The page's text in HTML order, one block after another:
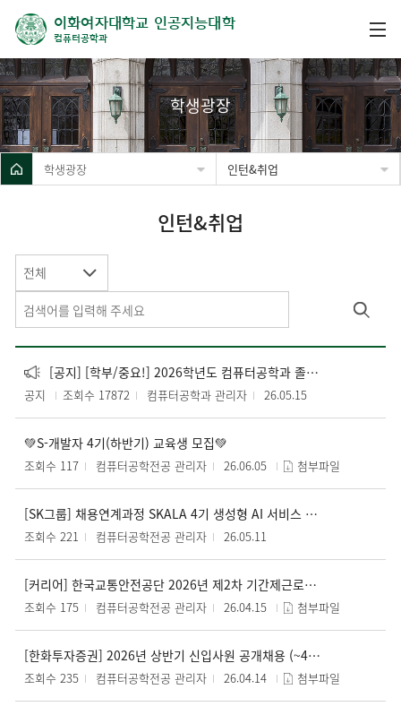
이화여자대학교 인공지능대학
컴퓨터공학과
학생광장
학생광장 인턴&취업
인턴&취업
전체
[공지] [학부/중요!] 2026학년도 컴퓨터공학과 졸업요건 변경 안내 (2026.05.15 시행)
공지 조회수 17872 컴퓨터공학과 관리자 26.05.15
💚S-개발자 4기(하반기) 교육생 모집💚
조회수 117 컴퓨터공학전공 관리자 26.06.05 첨부파일
[SK그룹] 채용연계과정 SKALA 4기 생성형 AI 서비스 개발 과정 모집 (~5/13(수) 17:00까지)
조회수 221 컴퓨터공학전공 관리자 26.05.11
[커리어] 한국교통안전공단 2026년 제2차 기간제근로자 통합채용 공고(~4/30)
조회수 175 컴퓨터공학전공 관리자 26.04.15 첨부파일
[한화투자증권] 2026년 상반기 신입사원 공개채용 (~4/27)
조회수 235 컴퓨터공학전공 관리자 26.04.14 첨부파일